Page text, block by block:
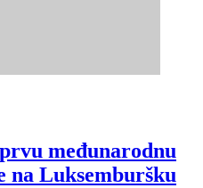
međunarodnu
na Luksemburšku